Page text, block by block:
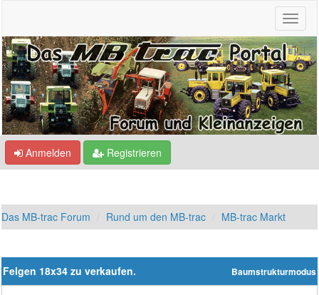
Anmelden Registrieren
Das MB-trac Forum Rund um den MB-trac MB-trac Markt
Baumstrukturmodus
Felgen 18x34 zu verkaufen.